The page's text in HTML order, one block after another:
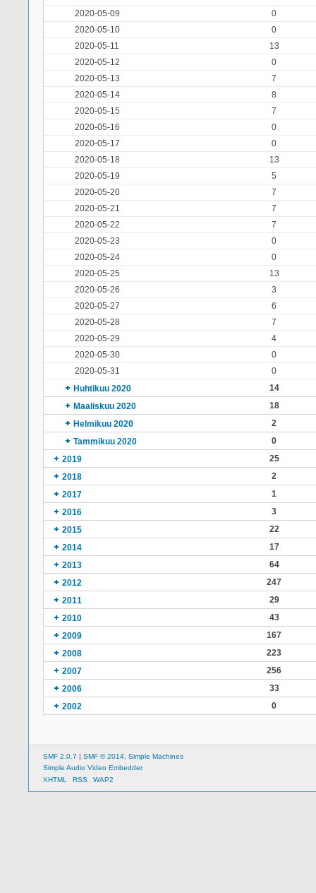
2020-05-09
0
2020-05-10
0
2020-05-11
13
2020-05-12
0
2020-05-13
7
2020-05-14
8
2020-05-15
7
2020-05-16
0
2020-05-17
0
2020-05-18
13
2020-05-19
5
2020-05-20
7
2020-05-21
7
2020-05-22
7
2020-05-23
0
2020-05-24
0
2020-05-25
13
2020-05-26
3
2020-05-27
6
2020-05-28
7
2020-05-29
4
2020-05-30
0
2020-05-31
0
Huhtikuu 2020
14
Maaliskuu 2020
18
Helmikuu 2020
2
Tammikuu 2020
0
2019
25
2018
2
2017
1
2016
3
2015
22
2014
17
2013
64
2012
247
2011
29
2010
43
2009
167
2008
223
2007
256
2006
33
2002
0
SMF 2.0.7 | SMF © 2014 Simple Machines
Simple Audio Video Embedder
XHTML
RSS WAP2